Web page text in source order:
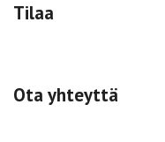
Tilaa
Ota yhteyttä